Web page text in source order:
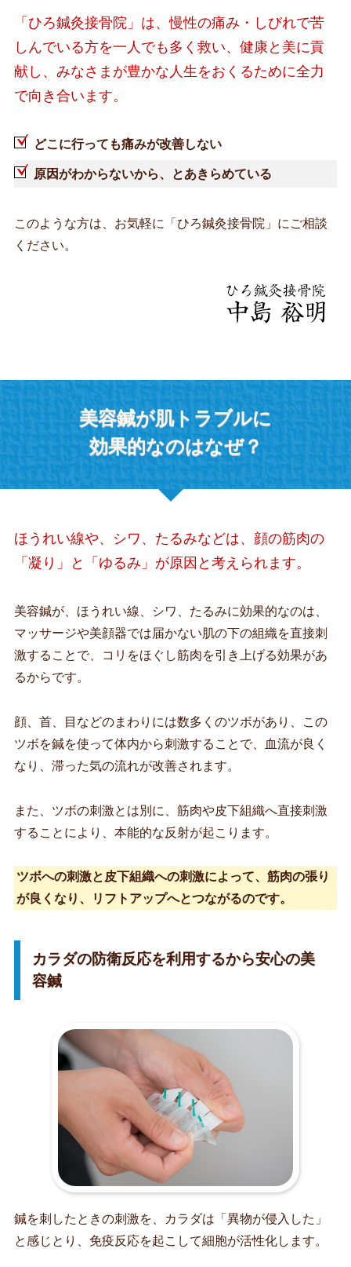
「ひろ鍼灸接骨院」は、慢性の痛み・しびれで苦
しんでいる方を一人でも多く救い、健康と美に貢
献し、みなさまが豊かな人生をおくるために全力
で向き合います。
どこに行っても痛みが改善しない
原因がわからないから、とあきらめている
このような方は、お気軽に「ひろ鍼灸接骨院」にご相談
ください。
美容鍼が肌トラブルに
効果的なのはなぜ？
ほうれい線や、シワ、たるみなどは、顔の筋肉の
「凝り」と「ゆるみ」が原因と考えられます。
美容鍼が、ほうれい線、シワ、たるみに効果的なのは、
マッサージや美顔器では届かない肌の下の組織を直接刺
激することで、コリをほぐし筋肉を引き上げる効果があ
るからです。
顔、首、目などのまわりには数多くのツボがあり、この
ツボを鍼を使って体内から刺激することで、血流が良く
なり、滞った気の流れが改善されます。
また、ツボの刺激とは別に、筋肉や皮下組織へ直接刺激
することにより、本能的な反射が起こります。
ツボへの刺激と皮下組織への刺激によって、筋肉の張り
が良くなり、リフトアップへとつながるのです。
カラダの防衛反応を利用するから安心の美
容鍼
鍼を刺したときの刺激を、カラダは「異物が侵入した」
と感じとり、免疫反応を起こして細胞が活性化します。